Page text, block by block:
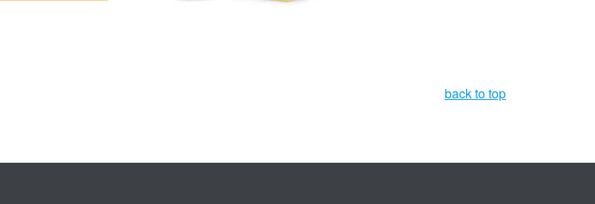
back to top